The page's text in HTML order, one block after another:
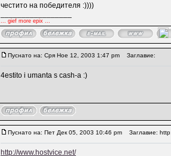
честито на победителя :))))
... gief more epix ...
Пуснато на: Сря Ное 12, 2003 1:47 pm Заглавие:
4estito i umanta s cash-a :)
Пуснато на: Пет Дек 05, 2003 10:46 pm Заглавие:
http://www.hostvice.net/